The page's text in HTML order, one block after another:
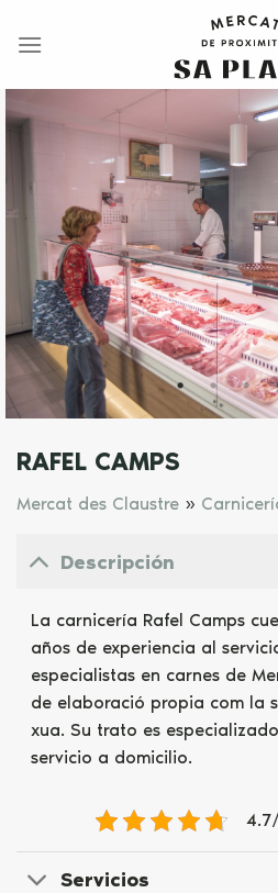
RAFEL CAMPS
Mercat des Claustre »
Descripción
La carnicería Rafel Camps
años de experiencia al
especialistas en carnes de
de elaboració propia com la
xua. Su trato es
servicio a domicilio.
Servicios